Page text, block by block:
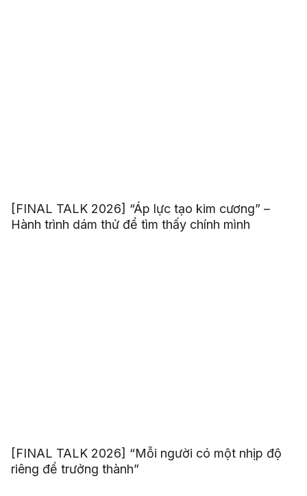
[FINAL TALK 2026] “Áp lực tạo kim cương” –
Hành trình dám thử để tìm thấy chính mình
[FINAL TALK 2026] “Mỗi người có một nhịp độ
riêng để trưởng thành”